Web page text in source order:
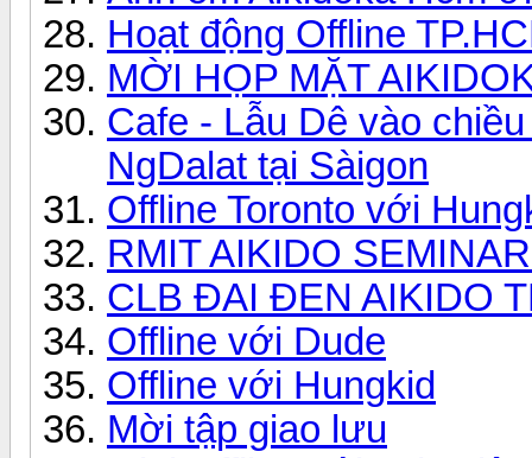
Hoạt động Offline
MỜI HỌP MẶT
Cafe - Lẫu Dê vào
NgDalat tại Sàigon
Offline Toronto với
RMIT AIKIDO
CLB ĐAI ĐEN AIKIDO
Offline với Dude
Offline với Hungkid
Mời tập giao lưu